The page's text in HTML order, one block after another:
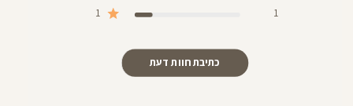
1 1
כתיבת חוות דעת